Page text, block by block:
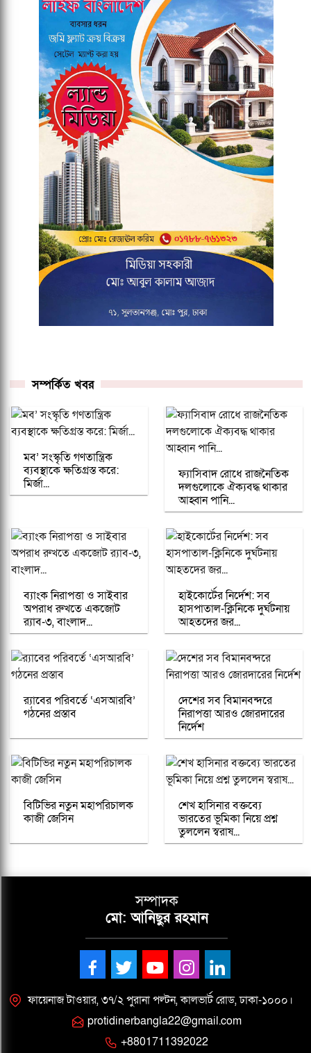
সম্পর্কিত খবর
মব’ সংস্কৃতি গণতান্ত্রিক
ব্যবস্থাকে ক্ষতিগ্রস্ত করে:
মির্জা...
ফ্যাসিবাদ রোধে রাজনৈতিক
দলগুলোকে ঐক্যবদ্ধ থাকার
আহ্বান পানি...
ব্যাংক নিরাপত্তা ও সাইবার
অপরাধ রুখতে একজোট
র‌্যাব-৩, বাংলাদ...
হাইকোর্টের নির্দেশ: সব
হাসপাতাল-ক্লিনিকে দুর্ঘটনায়
আহতদের জর...
র‍্যাবের পরিবর্তে ‘এসআরবি’
গঠনের প্রস্তাব
দেশের সব বিমানবন্দরে
নিরাপত্তা আরও জোরদারের
নির্দেশ
বিটিভির নতুন মহাপরিচালক
কাজী জেসিন
শেখ হাসিনার বক্তব্যে
ভারতের ভূমিকা নিয়ে প্রশ্ন
তুললেন স্বরাষ...
সম্পাদক
মো: আনিছুর রহমান
ফায়েনাজ টাওয়ার, ৩৭/২ পুরানা পল্টন, কালভার্ট রোড, ঢাকা-১০০০।
protidinerbangla22@gmail.com
+8801711392022